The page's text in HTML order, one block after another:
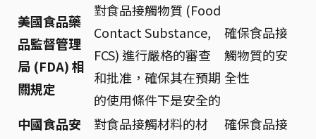
美國食品藥
品監督管理
局 (FDA) 相
關規定
對食品接觸物質 (Food
Contact Substance,
FCS) 進行嚴格的審查
和批准，確保其在預期
的使用條件下是安全的
確保食品接
觸物質的安
全性
中國食品安
對食品接觸材料的材
確保食品接